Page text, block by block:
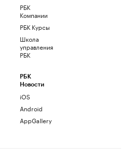
РБК
Компании
РБК Курсы
Школа
управления
РБК
РБК
Новости
iOS
Android
AppGallery